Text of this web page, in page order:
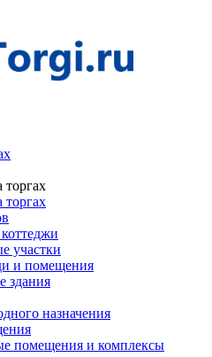
участки
и помещения
здания
назначения
помещения и комплексы